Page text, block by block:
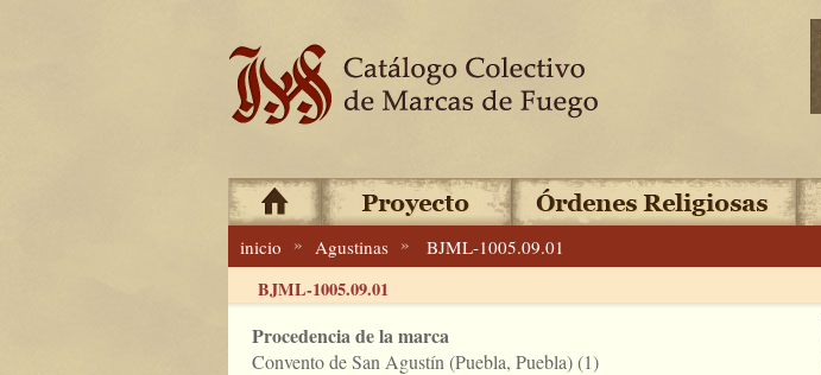
inicio » Agustinas » BJML-1005.09.01
BJML-1005.09.01
Procedencia de la marca
Convento de San Agustín (Puebla, Puebla) (1)